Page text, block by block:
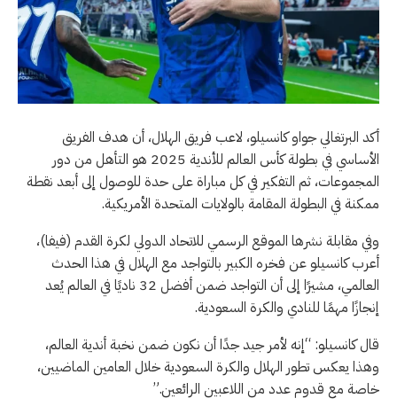
أكد البرتغالي جواو كانسيلو، لاعب فريق الهلال، أن هدف الفريق
الأساسي في بطولة كأس العالم للأندية 2025 هو التأهل من دور
المجموعات، ثم التفكير في كل مباراة على حدة للوصول إلى أبعد نقطة
ممكنة في البطولة المقامة بالولايات المتحدة الأمريكية.
وفي مقابلة نشرها الموقع الرسمي للاتحاد الدولي لكرة القدم (فيفا)،
أعرب كانسيلو عن فخره الكبير بالتواجد مع الهلال في هذا الحدث
العالمي، مشيرًا إلى أن التواجد ضمن أفضل 32 ناديًا في العالم يُعد
إنجازًا مهمًا للنادي والكرة السعودية.
قال كانسيلو: “إنه لأمر جيد جدًا أن نكون ضمن نخبة أندية العالم،
وهذا يعكس تطور الهلال والكرة السعودية خلال العامين الماضيين،
خاصة مع قدوم عدد من اللاعبين الرائعين.”